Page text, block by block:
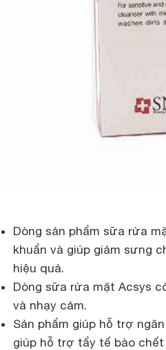
Dòng sản phẩm sữa rửa
khuẩn và giúp giảm sưng
hiệu quả.
Dòng sữa rửa mặt Acsys
và nhạy cảm.
Sản phẩm giúp hỗ trợ
giúp hỗ trợ tẩy tế bào